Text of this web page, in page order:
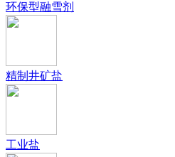
环保型融雪剂
精制井矿盐
工业盐